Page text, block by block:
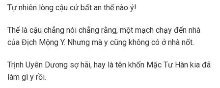
Tự nhiên lòng cậu cứ bất an thế nào ý!
Thế là cậu chẳng nói chẳng rằng, một mạch chạy đến nhà
của Địch Mộng Y. Nhưng mà y cũng không có ở nhà nốt.
Trịnh Uyên Dương sợ hãi, hay là tên khốn Mặc Tư Hàn kia đã
làm gì y rồi.